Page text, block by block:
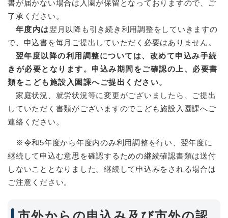
書が届かない場合は入園が保留となっておりますので、ご
了承ください。
年度内は翌月以降も引き続き利用調整をしていきますの
で、申込書を毎月ご提出していただく必要はありません。
翌年度以降の利用調整については、改めて申込み手続
きが必要となります。申込み期間をご確認の上、必要書
類をこども施設入園課へご提出ください。
家庭状況、就労状況等に変更がございましたら、ご提出
していただく書類がございますのでこども施設入園課へご
連絡ください。
※令和5年度から年度内のみ利用調整を行い、翌年度に
継続して申込む意思を確認するための継続確認書類は送付
しないこととなりました。継続して申込みをされる場合は
ご注意ください。